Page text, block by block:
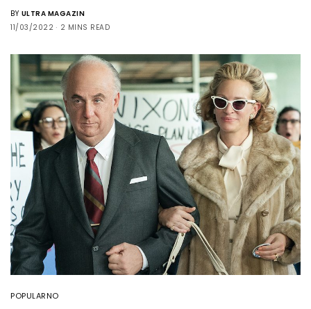
BY ULTRA MAGAZIN
11/03/2022
2 MINS READ
POPULARNO